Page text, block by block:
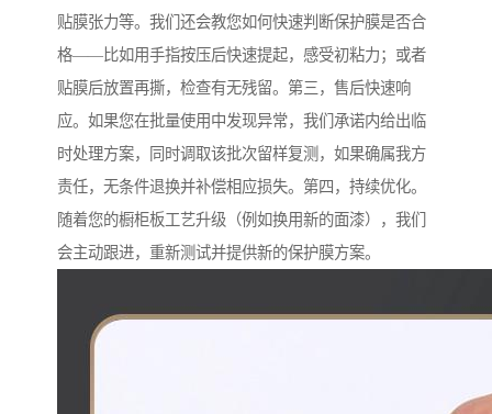
贴膜张力等。我们还会教您如何快速判断保护膜是否合
格——比如用手指按压后快速提起，感受初粘力；或者
贴膜后放置再撕，检查有无残留。第三，售后快速响
应。如果您在批量使用中发现异常，我们承诺内给出临
时处理方案，同时调取该批次留样复测，如果确属我方
责任，无条件退换并补偿相应损失。第四，持续优化。
随着您的橱柜板工艺升级（例如换用新的面漆），我们
会主动跟进，重新测试并提供新的保护膜方案。